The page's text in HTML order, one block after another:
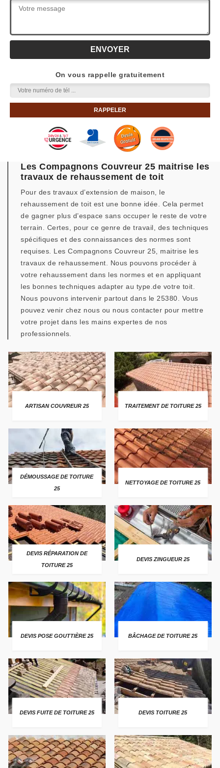
On vous rappelle gratuitement
Les Compagnons Couvreur 25 maitrise les
travaux de rehaussement de toit
Pour des travaux d’extension de maison, le
rehaussement de toit est une bonne idée. Cela permet
de gagner plus d’espace sans occuper le reste de votre
terrain. Certes, pour ce genre de travail, des techniques
spécifiques et des connaissances des normes sont
requises. Les Compagnons Couvreur 25, maitrise les
travaux de rehaussement. Nous pouvons procéder à
votre rehaussement dans les normes et en appliquant
les bonnes techniques adapter au type.de votre toit.
Nous pouvons intervenir partout dans le 25380. Vous
pouvez venir chez nous ou nous contacter pour mettre
votre projet dans les mains expertes de nos
professionnels.
ARTISAN COUVREUR 25 TRAITEMENT DE TOITURE 25
DÉMOUSSAGE DE TOITURE
25
NETTOYAGE DE TOITURE 25
DEVIS RÉPARATION DE
TOITURE 25
DEVIS ZINGUEUR 25
DEVIS POSE GOUTTIÈRE 25 BÂCHAGE DE TOITURE 25
DEVIS FUITE DE TOITURE 25 DEVIS TOITURE 25